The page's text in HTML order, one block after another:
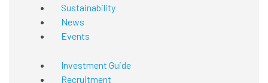
Sustainability
News
Events
Investment Guide
Recruitment